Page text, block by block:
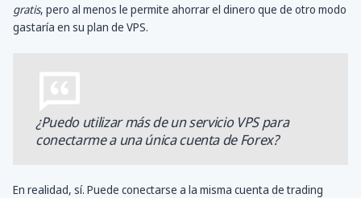
gratis, pero al menos le permite ahorrar el dinero que de otro modo
gastaría en su plan de VPS.
¿Puedo utilizar más de un servicio VPS para
conectarme a una única cuenta de Forex?
En realidad, sí. Puede conectarse a la misma cuenta de trading